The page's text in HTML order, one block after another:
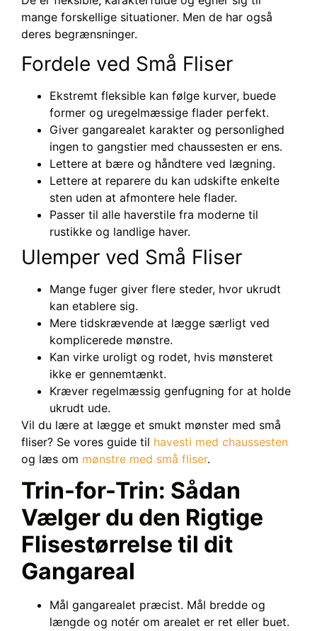
mange forskellige situationer. Men de har også
deres begrænsninger.
Fordele ved Små Fliser
Ekstremt fleksible kan følge kurver, buede
former og uregelmæssige flader perfekt.
Giver gangarealet karakter og personlighed
ingen to gangstier med chaussesten er ens.
Lettere at bære og håndtere ved lægning.
Lettere at reparere du kan udskifte enkelte
sten uden at afmontere hele flader.
Passer til alle haverstile fra moderne til
rustikke og landlige haver.
Ulemper ved Små Fliser
Mange fuger giver flere steder, hvor ukrudt
kan etablere sig.
Mere tidskrævende at lægge særligt ved
komplicerede mønstre.
Kan virke uroligt og rodet, hvis mønsteret
ikke er gennemtænkt.
Kræver regelmæssig genfugning for at holde
ukrudt ude.
Vil du lære at lægge et smukt mønster med små
fliser? Se vores guide til havesti med chaussesten
og læs om mønstre med små fliser.
Trin-for-Trin: Sådan
Vælger du den Rigtige
Flisestørrelse til dit
Gangareal
Mål gangarealet præcist. Mål bredde og
længde og notér om arealet er ret eller buet.